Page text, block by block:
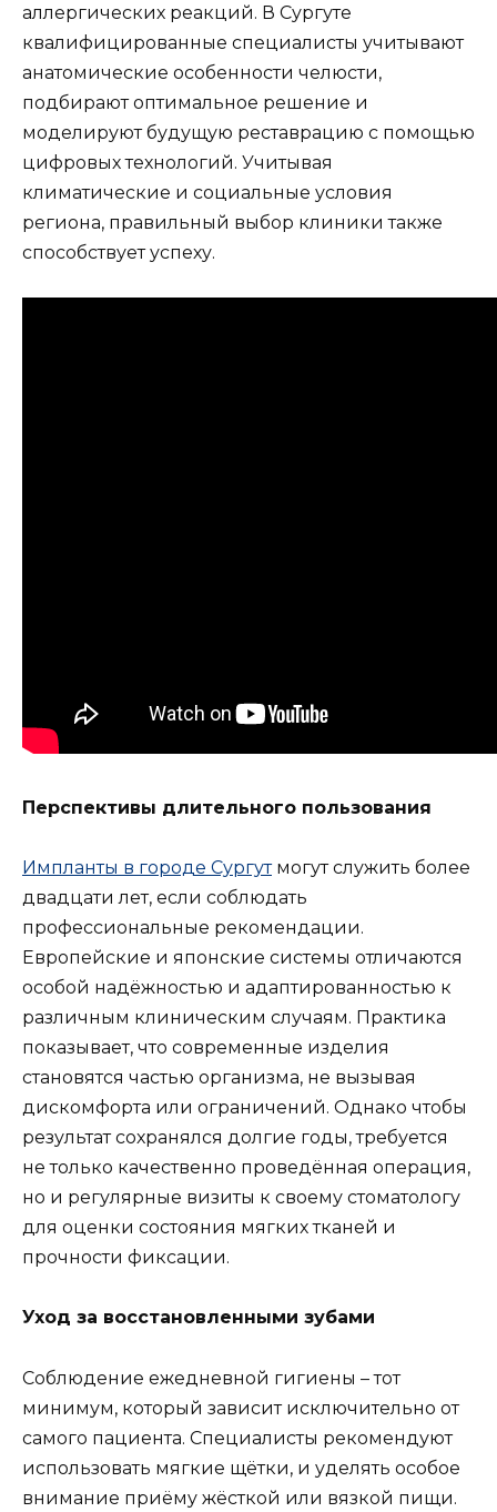
аллергических реакций. В Сургуте
квалифицированные специалисты учитывают
анатомические особенности челюсти,
подбирают оптимальное решение и
моделируют будущую реставрацию с помощью
цифровых технологий. Учитывая
климатические и социальные условия
региона, правильный выбор клиники также
способствует успеху.
Перспективы длительного пользования
Импланты в городе Сургутмогут служить более
двадцати лет, если соблюдать
профессиональные рекомендации.
Европейские и японские системы отличаются
особой надёжностью и адаптированностью к
различным клиническим случаям. Практика
показывает, что современные изделия
становятся частью организма, не вызывая
дискомфорта или ограничений. Однако чтобы
результат сохранялся долгие годы, требуется
не только качественно проведённая операция,
но и регулярные визиты к своему стоматологу
для оценки состояния мягких тканей и
прочности фиксации.
Уход за восстановленными зубами
Соблюдение ежедневной гигиены – тот
минимум, который зависит исключительно от
самого пациента. Специалисты рекомендуют
использовать мягкие щётки, и уделять особое
внимание приёму жёсткой или вязкой пищи.